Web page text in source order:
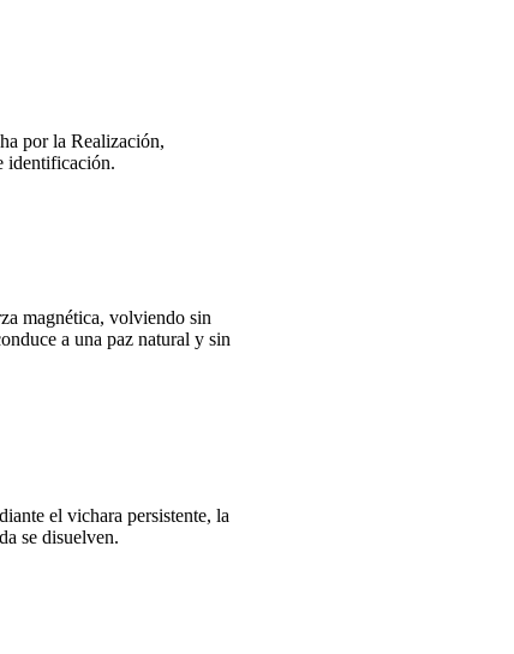
por la Realización,
identificación.
magnética, volviendo sin
a una paz natural y sin
el vichara persistente, la
se disuelven.